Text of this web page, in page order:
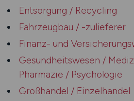
Entsorgung / Recycling
Fahrzeugbau / -zulieferer
Finanz- und
Gesundheitswesen /
Pharmazie / Psychologie
Großhandel / Einzelhandel